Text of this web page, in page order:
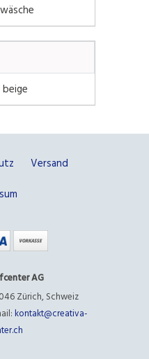
beige
Versand
AG
Zürich, Schweiz
kontakt@creativa-